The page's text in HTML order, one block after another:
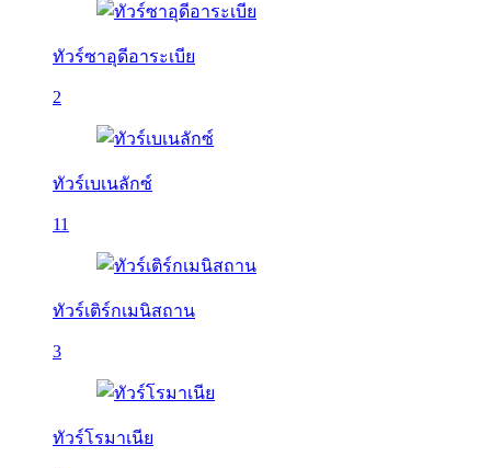
ทัวร์ซาอุดีอาระเบีย
2
ทัวร์เบเนลักซ์
11
ทัวร์เติร์กเมนิสถาน
3
ทัวร์โรมาเนีย